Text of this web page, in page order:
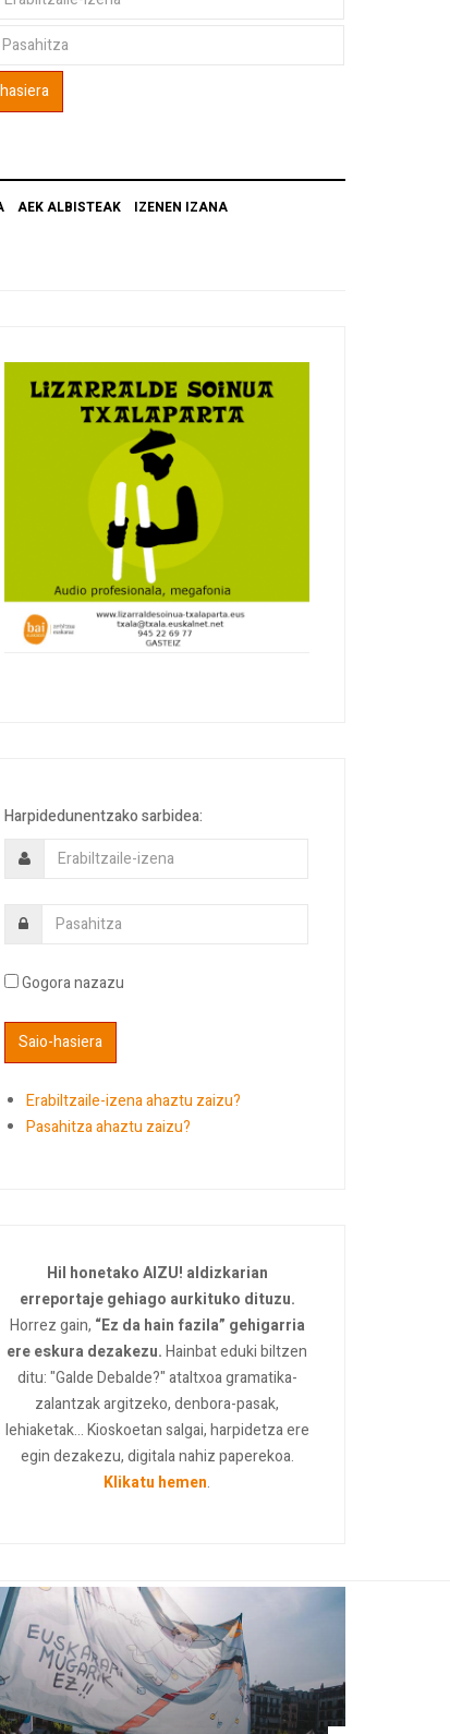
AEK ALBISTEAK IZENEN IZANA
Harpidedunentzako sarbidea:
Gogora nazazu
Erabiltzaile-izena ahaztu zaizu?
Pasahitza ahaztu zaizu?
Hil honetako AIZU! aldizkarian
erreportaje gehiago aurkituko dituzu.
Horrez gain, “Ez da hain fazila” gehigarria
ere eskura dezakezu.Hainbat eduki biltzen
ditu: "Galde Debalde?" ataltxoa gramatika-
zalantzak argitzeko, denbora-pasak,
lehiaketak... Kioskoetan salgai, harpidetza ere
egin dezakezu, digitala nahiz paperekoa.
Klikatu hemen.